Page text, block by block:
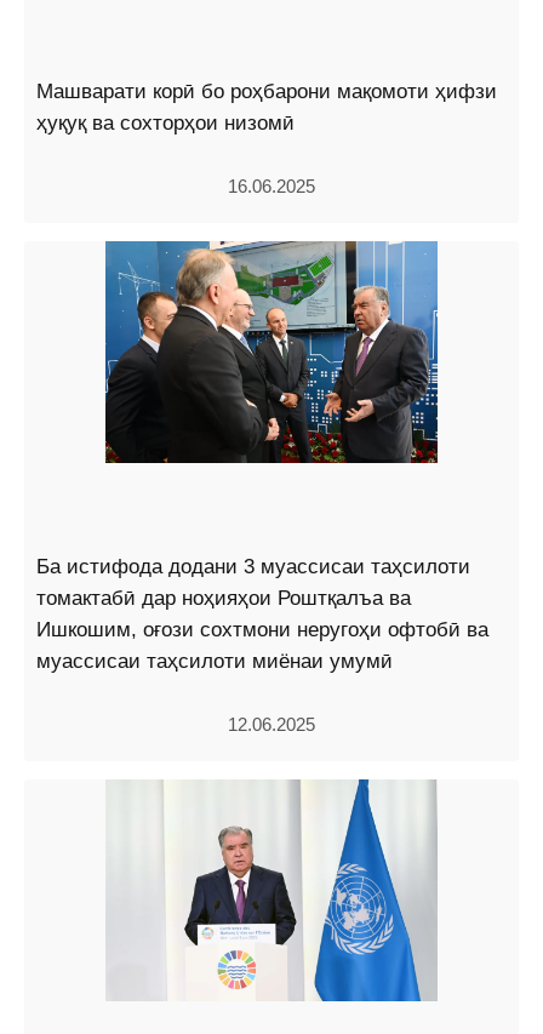
Машварати корӣ бо роҳбарони мақомоти ҳифзи
ҳуқуқ ва сохторҳои низомӣ
16.06.2025
Ба истифода додани 3 муассисаи таҳсилоти
томактабӣ дар ноҳияҳои Роштқалъа ва
Ишкошим, оғози сохтмони неругоҳи офтобӣ ва
муассисаи таҳсилоти миёнаи умумӣ
12.06.2025